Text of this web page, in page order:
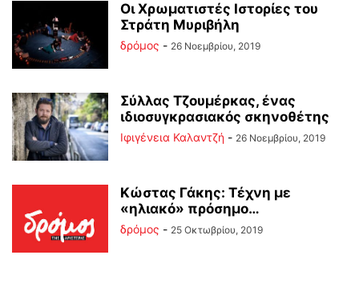
Οι Χρωματιστές Ιστορίες του
Στράτη Μυριβήλη
δρόμος - 26 Νοεμβρίου, 2019
Σύλλας Τζουμέρκας, ένας
ιδιοσυγκρασιακός σκηνοθέτης
Ιφιγένεια Καλαντζή - 26 Νοεμβρίου, 2019
Κώστας Γάκης: Τέχνη με
«ηλιακό» πρόσημο…
δρόμος - 25 Οκτωβρίου, 2019